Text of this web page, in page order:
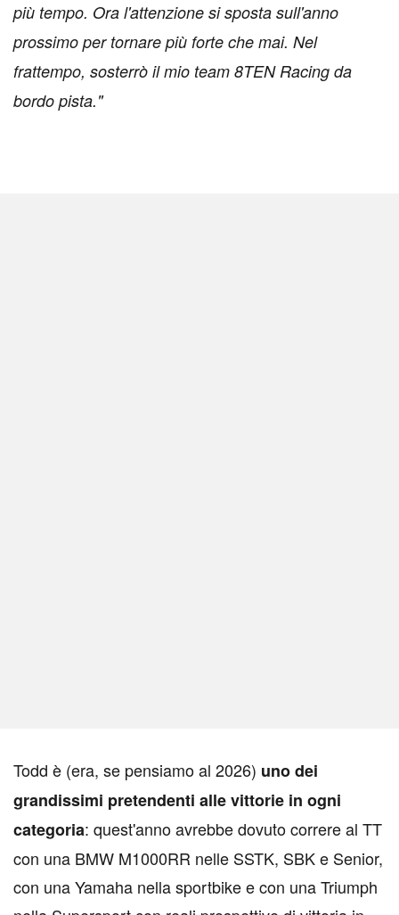
più tempo. Ora l'attenzione si sposta sull'anno
prossimo per tornare più forte che mai. Nel
frattempo, sosterrò il mio team 8TEN Racing da
bordo pista."
Todd è (era, se pensiamo al 2026) uno dei
grandissimi pretendenti alle vittorie in ogni
categoria: quest'anno avrebbe dovuto correre al TT
con una BMW M1000RR nelle SSTK, SBK e Senior,
con una Yamaha nella sportbike e con una Triumph